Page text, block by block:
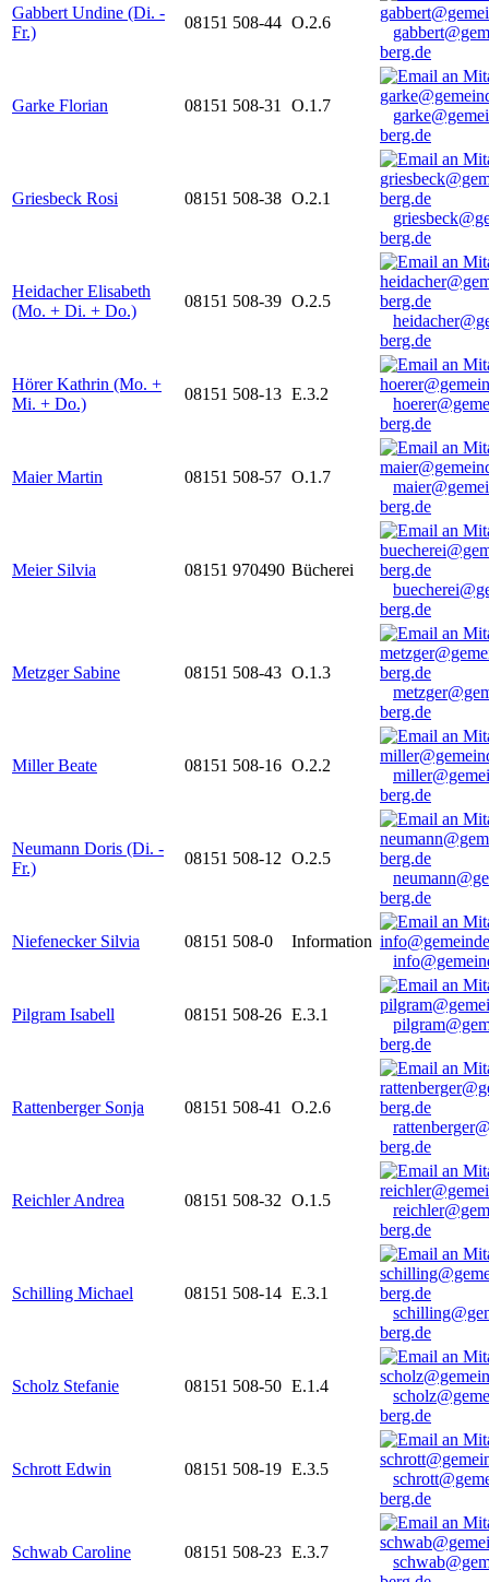
Gabbert Undine (Di. -
Fr.)
08151 508-44 O.2.6
berg.de
Garke Florian 08151 508-31 O.1.7
berg.de
Griesbeck Rosi 08151 508-38 O.2.1
berg.de
Heidacher Elisabeth
(Mo. + Di. + Do.)
08151 508-39 O.2.5
berg.de
Hörer Kathrin (Mo. +
Mi. + Do.)
08151 508-13 E.3.2
berg.de
Maier Martin 08151 508-57 O.1.7
berg.de
Meier Silvia 08151 970490 Bücherei
berg.de
Metzger Sabine 08151 508-43 O.1.3
berg.de
Miller Beate 08151 508-16 O.2.2
berg.de
Neumann Doris (Di. -
Fr.)
08151 508-12 O.2.5
berg.de
Niefenecker Silvia 08151 508-0
Information
Pilgram Isabell 08151 508-26 E.3.1
berg.de
Rattenberger Sonja 08151 508-41
O.2.6
berg.de
Reichler Andrea 08151 508-32 O.1.5
berg.de
Schilling Michael 08151 508-14 E.3.1
berg.de
Scholz Stefanie 08151 508-50 E.1.4
berg.de
Schrott Edwin 08151 508-19 E.3.5
berg.de
Schwab Caroline 08151 508-23 E.3.7